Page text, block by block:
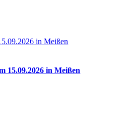
in Meißen
15.09.2026 in Meißen